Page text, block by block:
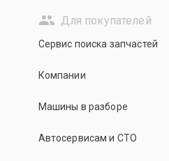
Для покупателей
Сервис поиска запчастей
Компании
Машины в разборе
Автосервисам и СТО